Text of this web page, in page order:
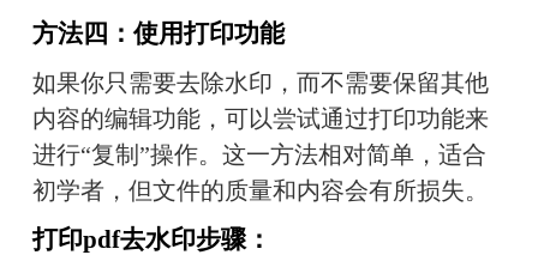
方法四：使用打印功能
如果你只需要去除水印，而不需要保留其他
内容的编辑功能，可以尝试通过打印功能来
进行“复制”操作。这一方法相对简单，适合
初学者，但文件的质量和内容会有所损失。
打印pdf去水印步骤：